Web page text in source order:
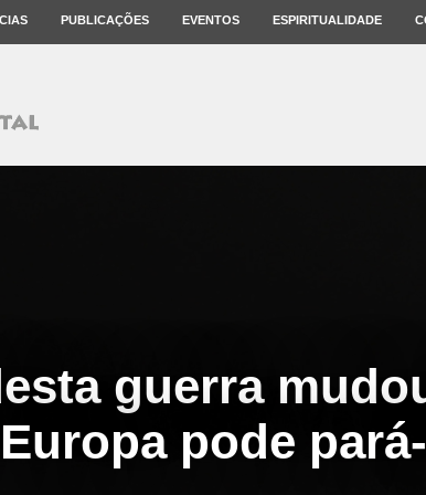
PUBLICAÇÕES EVENTOS ESPIRITUALIDADE
guerra
pode